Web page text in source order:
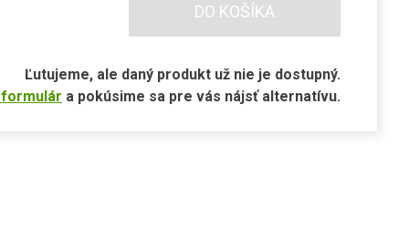
DO KOŠÍKA
Ľutujeme, ale daný produkt už nie je dostupný.
a pokúsime sa pre vás nájsť alternatívu.